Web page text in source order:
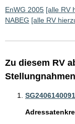
EnWG 2005 [alle RV
NABEG [alle RV
Zu diesem RV
SG2406140091